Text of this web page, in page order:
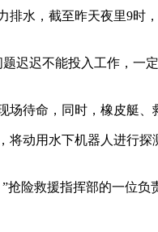
水，截至昨天夜里9
迟迟不能投入工作，
待命，同时，橡皮艇
动用水下机器人进行
险救援指挥部的一位